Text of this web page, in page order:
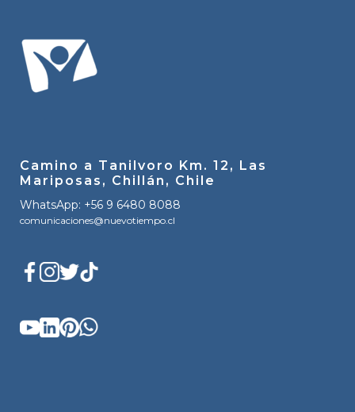
Camino a Tanilvoro Km. 12, Las
Mariposas, Chillán, Chile
WhatsApp: +56 9 6480 8088
comunicaciones@nuevotiempo.cl